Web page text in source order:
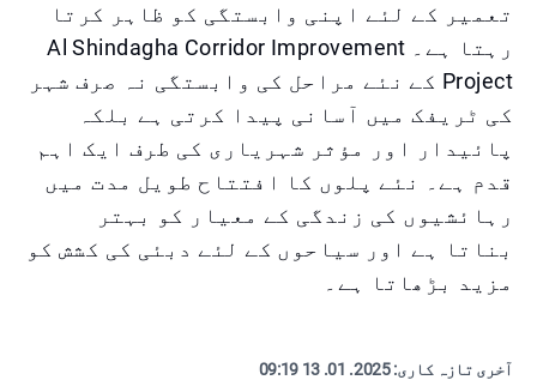
تعمیر کے لئے اپنی وابستگی کو ظاہر کرتا
رہتا ہے۔ Al Shindagha Corridor Improvement
Project کے نئے مراحل کی وابستگی نہ صرف شہر
کی ٹریفک میں آسانی پیدا کرتی ہے بلکہ
پائیدار اور مؤثر شہریاری کی طرف ایک اہم
قدم ہے۔ نئے پلوں کا افتتاح طویل مدت میں
رہائشیوں کی زندگی کے معیار کو بہتر
بناتا ہے اور سیاحوں کے لئے دبئی کی کشش کو
مزید بڑھاتا ہے۔
آخری تازہ کاری:2025. 01. 13 09:19